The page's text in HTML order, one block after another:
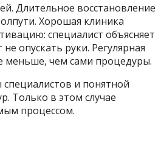
Длительное восстановление
Хорошая клиника
специалист объясняет
опускать руки. Регулярная
меньше, чем сами процедуры.
и понятной
Только в этом случае
процессом.